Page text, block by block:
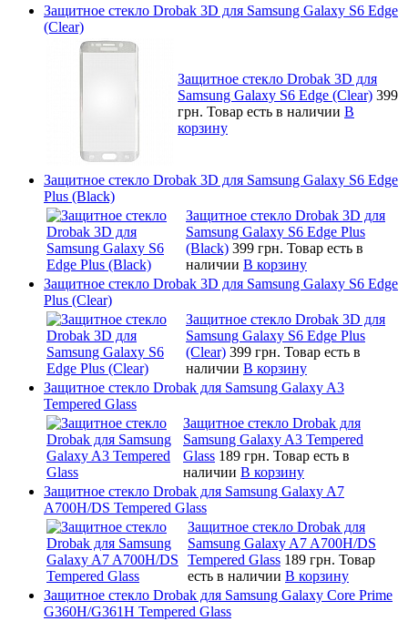
Защитное стекло Drobak 3D для Samsung Galaxy S6 Edge
(Clear)
Защитное стекло Drobak 3D для
Samsung Galaxy S6 Edge (Clear) 399
грн. Товар есть в наличии В
корзину
Защитное стекло Drobak 3D для Samsung Galaxy S6 Edge
Plus (Black)
Защитное стекло Drobak 3D для
Samsung Galaxy S6 Edge Plus
(Black) 399 грн. Товар есть в
наличии В корзину
Защитное стекло Drobak 3D для Samsung Galaxy S6 Edge
Plus (Clear)
Защитное стекло Drobak 3D для
Samsung Galaxy S6 Edge Plus
(Clear) 399 грн. Товар есть в
наличии В корзину
Защитное стекло Drobak для Samsung Galaxy A3
Tempered Glass
Защитное стекло Drobak для
Samsung Galaxy A3 Tempered
Glass 189 грн. Товар есть в
наличии В корзину
Защитное стекло Drobak для Samsung Galaxy A7
A700H/DS Tempered Glass
Защитное стекло Drobak для
Samsung Galaxy A7 A700H/DS
Tempered Glass 189 грн. Товар
есть в наличии В корзину
Защитное стекло Drobak для Samsung Galaxy Core Prime
G360H/G361H Tempered Glass